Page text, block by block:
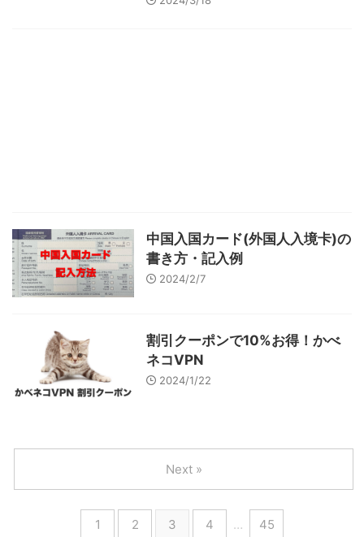
中国入国カード(外国人入境卡)の
書き方・記入例
2024/2/7
割引クーポンで10%お得！かべ
ネコVPN
2024/1/22
1 2 3 4 … 45
Next »